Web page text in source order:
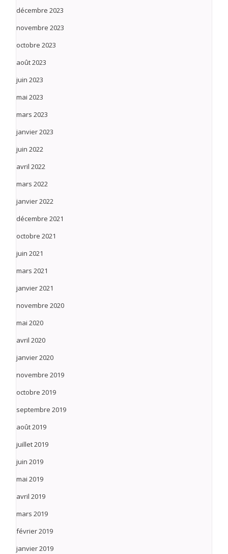
décembre 2023
novembre 2023
octobre 2023
août 2023
juin 2023
mai 2023
mars 2023
janvier 2023
juin 2022
avril 2022
mars 2022
janvier 2022
décembre 2021
octobre 2021
juin 2021
mars 2021
janvier 2021
novembre 2020
mai 2020
avril 2020
janvier 2020
novembre 2019
octobre 2019
septembre 2019
août 2019
juillet 2019
juin 2019
mai 2019
avril 2019
mars 2019
février 2019
janvier 2019